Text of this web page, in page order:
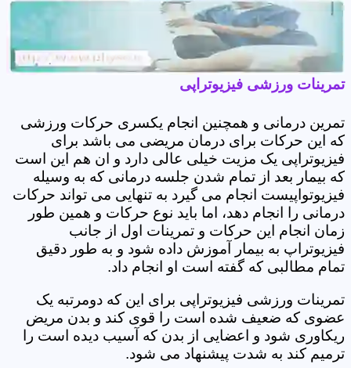
تمرینات ورزشی فیزیوتراپی
تمرین درمانی و همچنین انجام یکسری حرکات ورزشی
که این حرکات برای درمان مریضی می باشد برای
فیزیوتراپی یک مزیت خیلی عالی دارد و ان هم این است
که بیمار بعد از تمام شدن جلسه درمانی که به وسیله
فیزیوتواپیست انجام می گیرد به تنهایی می تواند حرکات
درمانی را انجام دهد، اما باید نوع حرکات و همین طور
زمان انجام این حرکات و تمرینات اول از جانب
فیزیوتراپ به بیمار آموزش داده شود و به طور دقیق
تمام مطالبی که گفته است او انجام داد.
تمرینات ورزشی فیزیوتراپی برای این که دومرتبه یک
عضوی که ضعیف شده است را قوی کند و بدن مریض
ریکاوری شود و اعضایی از بدن که آسیب دیده است را
ترمیم کند به شدت پیشنهاد می شود.